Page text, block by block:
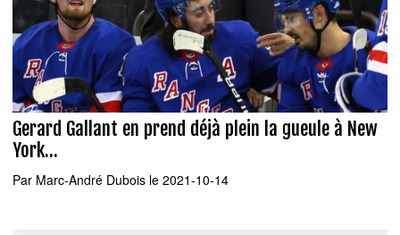
Gerard Gallant en prend déjà plein la gueule à New
York...
Par Marc-André Dubois le 2021-10-14